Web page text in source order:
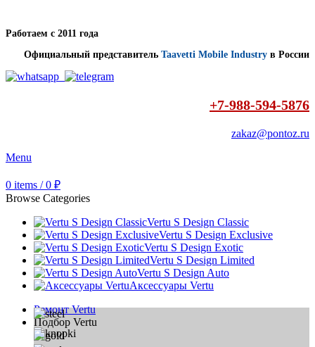
Работаем с 2011 года
Официальный представитель Taavetti Mobile Industry в России
+7-988-594-5876
zakaz@pontoz.ru
Menu
0 items / 0 ₽
Browse Categories
Vertu S Design Classic
Vertu S Design Exclusive
Vertu S Design Exotic
Vertu S Design Limited
Vertu S Design Auto
Аксессуары Vertu
Ремонт Vertu
Подбор Vertu